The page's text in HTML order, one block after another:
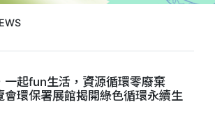
一起fun生活，資源循環零廢棄
會環保署展館揭開綠色循環永續生